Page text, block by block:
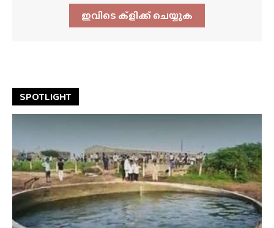
ഇവിടെ ക്ളിക്ക്‌ ചെയ്യുക
SPOTLIGHT